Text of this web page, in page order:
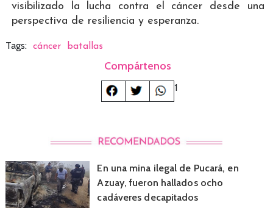
visibilizado la lucha contra el cáncer desde una
perspectiva de resiliencia y esperanza.
Tags: cáncer batallas
Compártenos
1
En una mina ilegal de Pucará, en
Azuay, fueron hallados ocho
cadáveres decapitados